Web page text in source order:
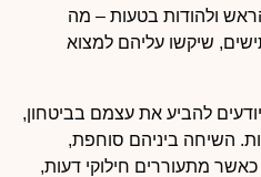
ולהודות בטעות – מה
שיקשו עליהם למצוא
להביע את עצמם בביטחון,
השיחה ביניהם סוחפת,
מתעוררים חילוקי דעות,